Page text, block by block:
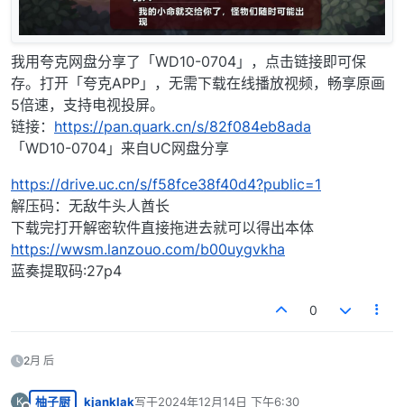
我用夸克网盘分享了「WD10-0704」，点击链接即可保
存。打开「夸克APP」，无需下载在线播放视频，畅享原画
5倍速，支持电视投屏。
链接： https://pan.quark.cn/s/82f084eb8ada
「WD10-0704」来自UC网盘分享
https://drive.uc.cn/s/f58fce38f40d4?public=1
解压码：无敌牛头人酋长
下载完打开解密软件直接拖进去就可以得出本体
https://wwsm.lanzouo.com/b00uygvkha
蓝奏提取码:27p4
0
2月 后
K 柚子厨 kjanklak写于2024年12月14日 下午6:30